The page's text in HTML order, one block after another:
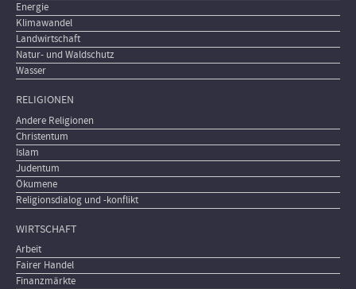
Energie
Klimawandel
Landwirtschaft
Natur- und Waldschutz
Wasser
RELIGIONEN
Andere Religionen
Christentum
Islam
Judentum
Ökumene
Religionsdialog und -konflikt
WIRTSCHAFT
Arbeit
Fairer Handel
Finanzmärkte